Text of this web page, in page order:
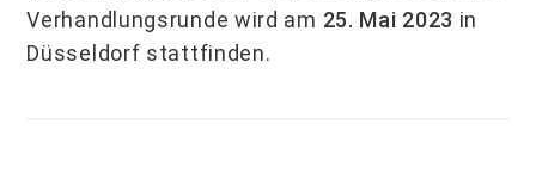
Verhandlungsrunde wird am 25. Mai 2023 in
Düsseldorf stattfinden.